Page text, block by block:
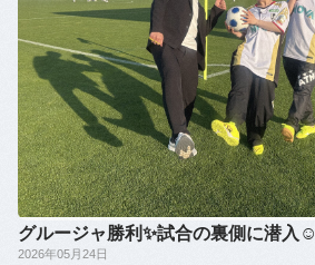
グルージャ勝利✨️試合の裏側に潜入☺️
2026年05月24日